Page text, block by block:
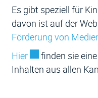
Es gibt speziell für
davon ist auf der
Förderung von
HierExterner Link
finden sie
Inhalten aus allen